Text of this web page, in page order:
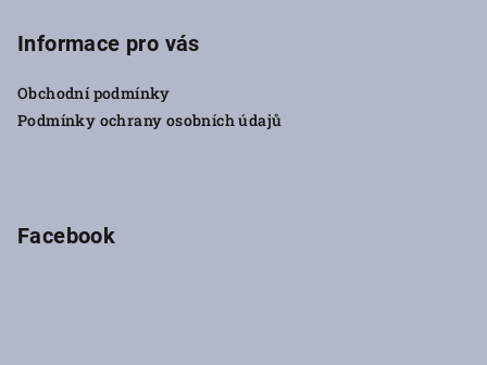
í
Informace pro vás
Obchodní podmínky
Podmínky ochrany osobních údajů
Facebook